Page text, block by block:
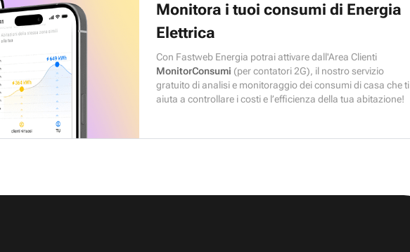
Monitora i tuoi consumi di Energia
Elettrica
Con Fastweb Energia potrai attivare dall'Area Clienti
MonitorConsumi (per contatori 2G), il nostro servizio
gratuito di analisi e monitoraggio dei consumi di casa che ti
aiuta a controllare i costi e l’efficienza della tua abitazione!